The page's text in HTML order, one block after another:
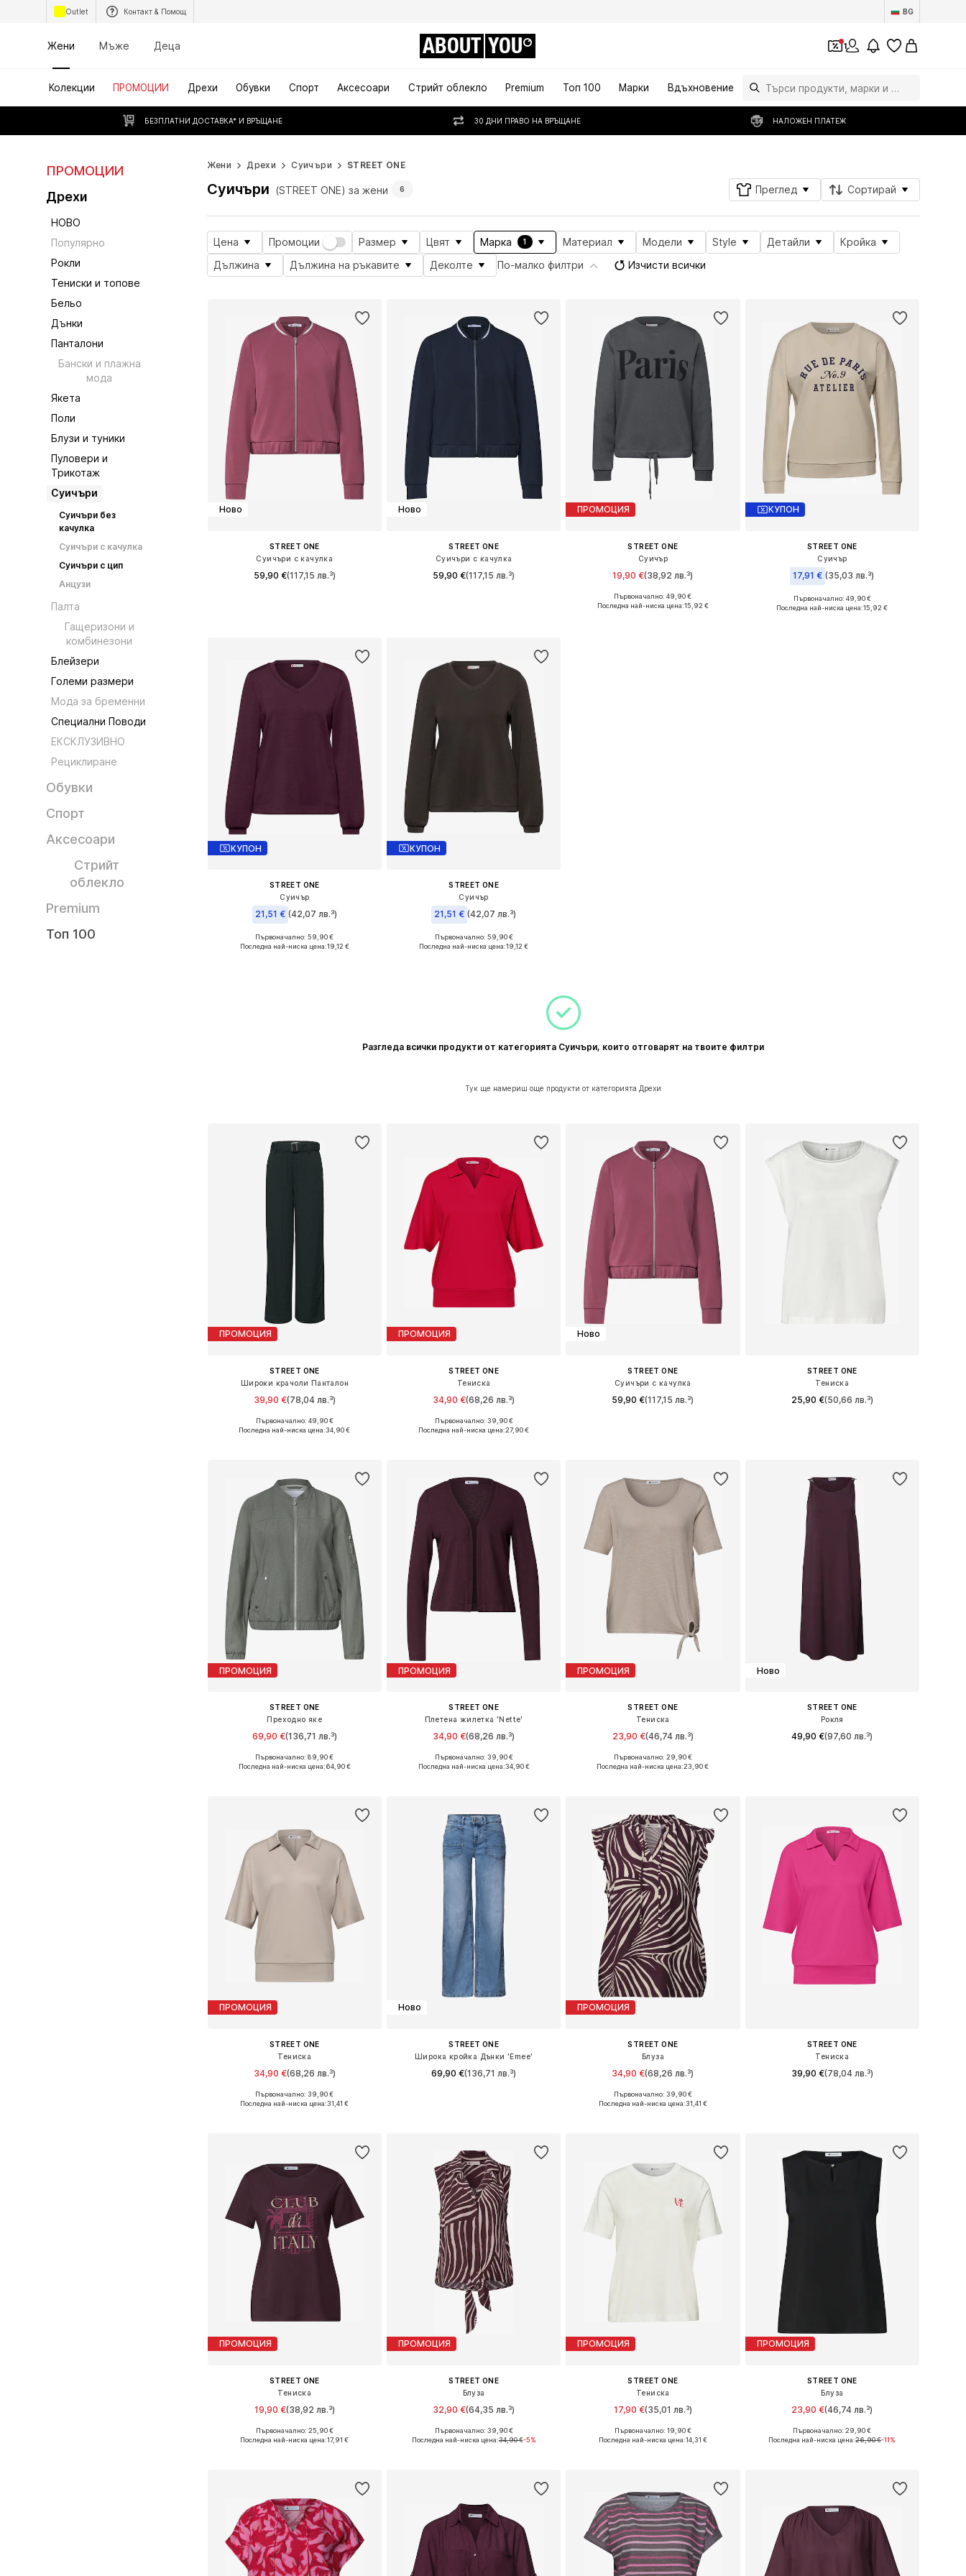
Outlet Контакт & Помощ BG
Жени Мъже Деца ABOUT YOU 1
Колекции ПРОМОЦИИ Дрехи Обувки Спорт Аксесоари Стрийт облекло Premium Топ 100 Марки Вдъхновение
БЕЗПЛАТНИ ДОСТАВКА* И ВРЪЩАНЕ 30 ДНИ ПРАВО НА ВРЪЩАНЕ НАЛОЖЕН ПЛАТЕЖ
ПРОМОЦИИ
Дрехи
НОВО
Популярно
Рокли
Тениски и топове
Бельо
Дънки
Панталони
Бански и плажна
мода
Якета
Поли
Блузи и туники
Пуловери и
Трикотаж
Суичъри
Суичъри без
качулка
Суичъри с качулка
Суичъри с цип
Анцузи
Палта
Гащеризони и
комбинезони
Блейзери
Големи размери
Мода за бременни
Специални Поводи
ЕКСКЛУЗИВНО
Рециклиране
Обувки
Спорт
Аксесоари
Стрийт
облекло
Premium
Топ 100
Жени Дрехи Суичъри STREET ONE
Суичъри (STREET ONE) за жени 6 Преглед Сортирай
Цена Промоции Размер Цвят Марка 1 Материал Модели Style Детайли
Кройка
Дължина
Дължина на ръкавите Деколте По-малко филтри Изчисти всички
Ново
STREET ONE
Суичъри с качулка
59,90 €(117,15 лв.³)
Ново
STREET ONE
Суичъри с качулка
59,90 €(117,15 лв.³)
ПРОМОЦИЯ
STREET ONE
Суичър
19,90 €(38,92 лв.³)
Налични размери: XS, XS-S, S, S-M
Първоначално: 49,90 €
Последна най-ниска цена:15,92 €
КУПОН
STREET ONE
Суичър
17,91 € (35,03 лв.³)
Налични размери: S
Първоначално: 49,90 €
Последна най-ниска цена:15,92 €
КУПОН
STREET ONE
Суичър
21,51 € (42,07 лв.³)
Налични размери: XS
Първоначално: 59,90 €
Последна най-ниска цена:19,12 €
КУПОН
STREET ONE
Суичър
21,51 € (42,07 лв.³)
Налични размери: XS, S
Първоначално: 59,90 €
Последна най-ниска цена:19,12 €
Разгледа всички продукти от категорията Суичъри, които отговарят на твоите филтри
Тук ще намериш още продукти от категорията Дрехи
ПРОМОЦИЯ
STREET ONE
Широки крачоли Панталон
39,90 €(78,04 лв.³)
Първоначално: 49,90 €
Последна най-ниска цена:34,90 €
ПРОМОЦИЯ
STREET ONE
Тениска
34,90 €(68,26 лв.³)
Предлага се в много размери
Първоначално: 39,90 €
Последна най-ниска цена:27,90 €
Ново
STREET ONE
Суичъри с качулка
59,90 €(117,15 лв.³)
STREET ONE
Тениска
25,90 €(50,66 лв.³)
ПРОМОЦИЯ
STREET ONE
Преходно яке
69,90 €(136,71 лв.³)
Налични размери: XS, S, M, L, XL, XXL
Първоначално: 89,90 €
Последна най-ниска цена:64,90 €
ПРОМОЦИЯ
STREET ONE
Плетена жилетка 'Nette'
34,90 €(68,26 лв.³)
Предлага се в много размери
Първоначално: 39,90 €
Последна най-ниска цена:34,90 €
ПРОМОЦИЯ
STREET ONE
Тениска
23,90 €(46,74 лв.³)
Налични размери: XS, S, M, L, XXL
Първоначално: 29,90 €
Последна най-ниска цена:23,90 €
Ново
STREET ONE
Рокля
49,90 €(97,60 лв.³)
ПРОМОЦИЯ
STREET ONE
Тениска
34,90 €(68,26 лв.³)
Предлага се в много размери
Първоначално: 39,90 €
Последна най-ниска цена:31,41 €
Ново
STREET ONE
Широка кройка Дънки 'Emee'
69,90 €(136,71 лв.³)
ПРОМОЦИЯ
STREET ONE
Блуза
34,90 €(68,26 лв.³)
Налични размери: S, M, L, XXXL
Първоначално: 39,90 €
Последна най-ниска цена:31,41 €
STREET ONE
Тениска
39,90 €(78,04 лв.³)
ПРОМОЦИЯ
STREET ONE
Тениска
19,90 €(38,92 лв.³)
Налични размери: XS, S, M, L, XL, XXL
Първоначално: 25,90 €
Последна най-ниска цена:17,91 €
ПРОМОЦИЯ
STREET ONE
Блуза
32,90 €(64,35 лв.³)
Налични размери: XS, S, M, L, XXL, XXXL
Първоначално: 39,90 €
Последна най-ниска цена:34,90 €-5%
ПРОМОЦИЯ
STREET ONE
Тениска
17,90 €(35,01 лв.³)
Налични размери: XS, S, M, XL, XXL, XXXL
Първоначално: 19,90 €
Последна най-ниска цена:14,31 €
ПРОМОЦИЯ
STREET ONE
Блуза
23,90 €(46,74 лв.³)
Налични размери: XS, S, M, L, XXL, XXXL
Първоначално: 29,90 €
Последна най-ниска цена:26,90 €-11%